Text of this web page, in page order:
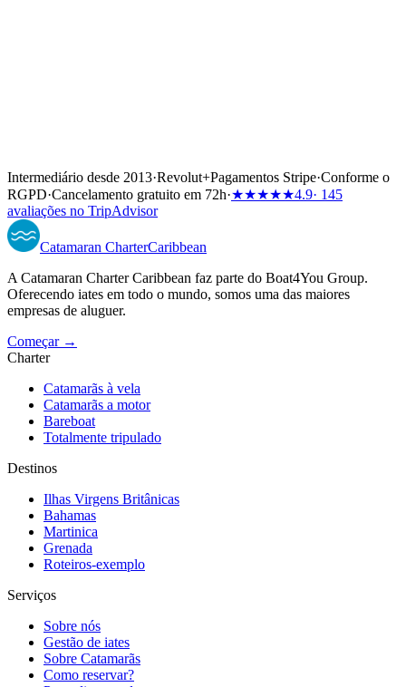
Intermediário desde 2013·Revolut+Pagamentos Stripe·Conforme o
RGPD·Cancelamento gratuito em 72h·★★★★★4.9· 145
avaliações no TripAdvisor
Catamaran CharterCaribbean
A Catamaran Charter Caribbean faz parte do Boat4You Group.
Oferecendo iates em todo o mundo, somos uma das maiores
empresas de aluguer.
Começar →
Charter
Catamarãs à vela
Catamarãs a motor
Bareboat
Totalmente tripulado
Destinos
Ilhas Virgens Britânicas
Bahamas
Martinica
Grenada
Roteiros-exemplo
Serviços
Sobre nós
Gestão de iates
Sobre Catamarãs
Como reservar?